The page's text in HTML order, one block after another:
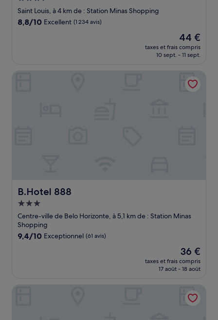
3.5 étoiles
Saint Louis, à 4 km de : Station Minas Shopping
8.8
8,8/10 Excellent (1 234 avis)
Le
nouveau
prix
de
44 €
44 €
taxes et frais compris
10 sept. - 11 sept.
B.Hotel 888
B.Hotel 888
Hébergement
3.0 étoiles
Centre-ville de Belo Horizonte, à 5,1 km de : Station Minas
Shopping
9.4
9,4/10 Exceptionnel (61 avis)
Le
nouveau
prix
de
36 €
36 €
taxes et frais compris
17 août - 18 août